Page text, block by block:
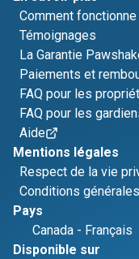
Comment
Témoignages
La Garantie
Paiements et
FAQ pour les
FAQ pour les
Aide
Mentions légales
Respect de la vie
Conditions générales
Pays
Canada - Français
Disponible sur